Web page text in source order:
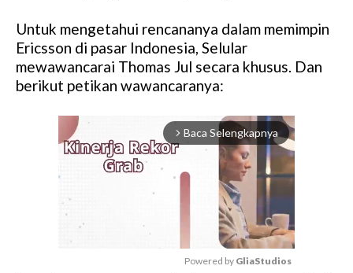
Untuk mengetahui rencananya dalam memimpin
Ericsson di pasar Indonesia, Selular
mewawancarai Thomas Jul secara khusus. Dan
berikut petikan wawancaranya:
arrow_forward_ios Baca Selengkapnya
Powered by GliaStudios